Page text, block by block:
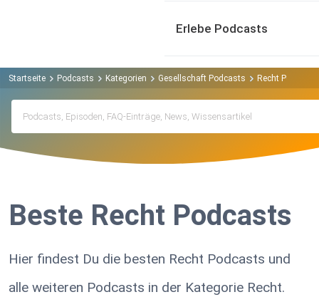
Erlebe Podcasts
Startseite Podcasts Kategorien Gesellschaft Podcasts Recht Podcasts
Beste Recht Podcasts
Hier findest Du die besten Recht Podcasts und
alle weiteren Podcasts in der Kategorie Recht.